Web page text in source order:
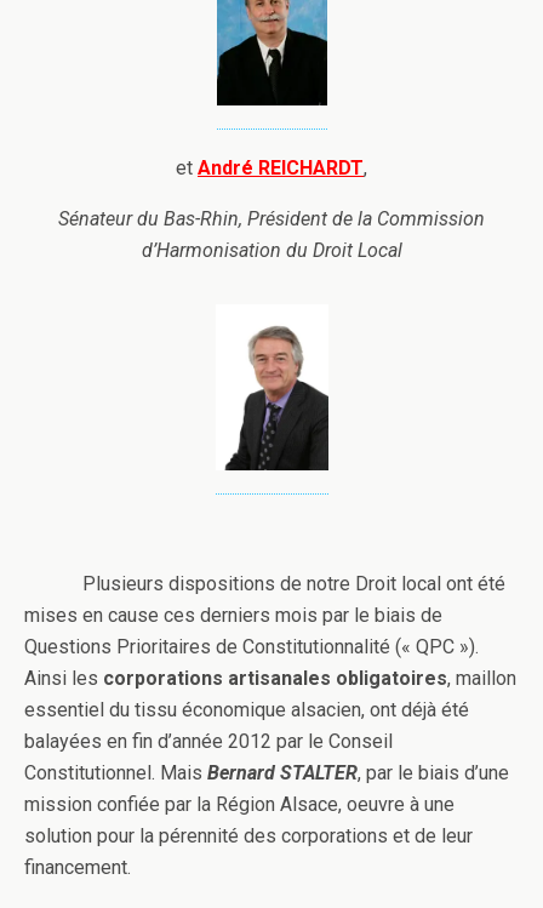
et André REICHARDT,
Sénateur du Bas-Rhin, Président de la Commission
d’Harmonisation du Droit Local
Plusieurs dispositions de notre Droit local ont été
mises en cause ces derniers mois par le biais de
Questions Prioritaires de Constitutionnalité (« QPC »).
Ainsi les corporations artisanales obligatoires, maillon
essentiel du tissu économique alsacien, ont déjà été
balayées en fin d’année 2012 par le Conseil
Constitutionnel. Mais Bernard STALTER, par le biais d’une
mission confiée par la Région Alsace, oeuvre à une
solution pour la pérennité des corporations et de leur
financement.